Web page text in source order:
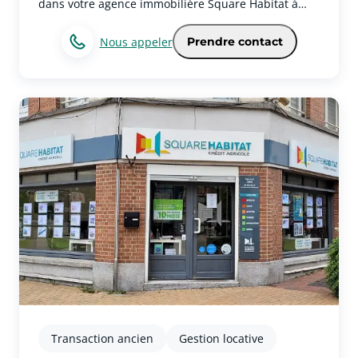
dans votre agence immobilière Square Habitat à
immobiliers.Votre agence immobilière couvre le
secteur de la ville de LommeCouvrant Lomme, notre
secteur englobe également Lille, Sequedin.
accompagne avec passion et rigueur à chaque
étape de votre parcours immobilier.Les expertises
et services immobiliers de votre agence à
LommeNos équipes vous garantissent une expertise
sur l’ensemble des métiers achat, vente, gestion
locative, location, syndic de copropriété,
investissement immobilier, location saisonnière...
Des garanties et des services pour être au plus près
de vos préoccupations.Contactez votre agence
immobilière Square Habitat Lomme pour vos projets
de gestion, de vente, d’achat ou de locationVous
avez un projet immobilier à Lomme ? N’attendez
pas, prenez contact avec nous pour bénéficier de
notre expertise ! Nos équipes sont disponibles du
lundi au vendredi : 9h-12h30 et 14h-18h30 et le
l’achat/vente sur rendez-vous après 18h30 en
Prendre contact
Nous appeler
Transaction ancien Gestion locative